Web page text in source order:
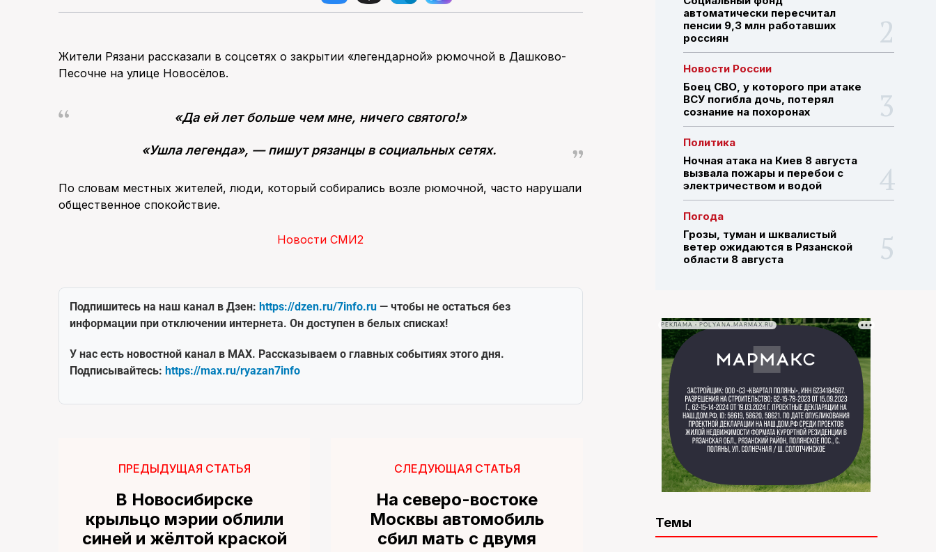
ПОИСК ПО САЙТУ
Жители Рязани рассказали в соцсетях о закрытии «легендарной» рюмочной в Дашково-
Песочне на улице Новосёлов.
«Да ей лет больше чем мне, ничего святого!»
«Ушла легенда», — пишут рязанцы в социальных сетях.
По словам местных жителей, люди, который собирались возле рюмочной, часто нарушали
общественное спокойствие.
Новости СМИ2
Подпишитесь на наш канал в Дзен: https://dzen.ru/7info.ru — чтобы не остаться без
информации при отключении интернета. Он доступен в белых списках!
У нас есть новостной канал в MAX. Рассказываем о главных событиях этого дня.
Подписывайтесь: https://max.ru/ryazan7info
ПРЕДЫДУЩАЯ СТАТЬЯ
В Новосибирске
крыльцо мэрии облили
синей и жёлтой краской
СЛЕДУЮЩАЯ СТАТЬЯ
На северо-востоке
Москвы автомобиль
сбил мать с двумя
автоматически пересчитал
пенсии 9,3 млн работавших
россиян
Новости России
Боец СВО, у которого при атаке
ВСУ погибла дочь, потерял
сознание на похоронах
Политика
Ночная атака на Киев 8 августа
вызвала пожары и перебои с
электричеством и водой
Погода
Грозы, туман и шквалистый
ветер ожидаются в Рязанской
области 8 августа
РЕКЛАМА • POLYANA.MARMAX.RU
Темы